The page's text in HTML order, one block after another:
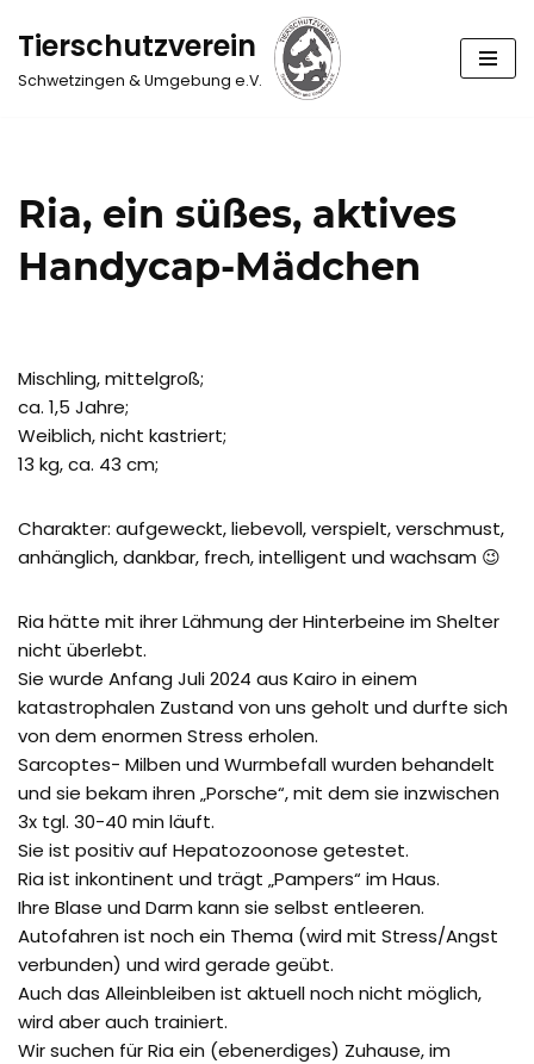
Zum
Inhalt
Tierschutzverein
Schwetzingen & Umgebung e.V.
Ria, ein süßes, aktives
Handycap-Mädchen
Mischling, mittelgroß;
ca. 1,5 Jahre;
Weiblich, nicht kastriert;
13 kg, ca. 43 cm;
Charakter: aufgeweckt, liebevoll, verspielt, verschmust,
anhänglich, dankbar, frech, intelligent und wachsam 😉
Ria hätte mit ihrer Lähmung der Hinterbeine im Shelter
nicht überlebt.
Sie wurde Anfang Juli 2024 aus Kairo in einem
katastrophalen Zustand von uns geholt und durfte sich
von dem enormen Stress erholen.
Sarcoptes- Milben und Wurmbefall wurden behandelt
und sie bekam ihren „Porsche“, mit dem sie inzwischen
3x tgl. 30-40 min läuft.
Sie ist positiv auf Hepatozoonose getestet.
Ria ist inkontinent und trägt „Pampers“ im Haus.
Ihre Blase und Darm kann sie selbst entleeren.
Autofahren ist noch ein Thema (wird mit Stress/Angst
verbunden) und wird gerade geübt.
Auch das Alleinbleiben ist aktuell noch nicht möglich,
wird aber auch trainiert.
Wir suchen für Ria ein (ebenerdiges) Zuhause, im